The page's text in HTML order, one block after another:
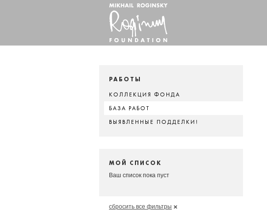
РАБОТЫ
КОЛЛЕКЦИЯ ФОНДА
БАЗА РАБОТ
ВЫЯВЛЕННЫЕ ПОДДЕЛКИ!
МОЙ СПИСОК
Ваш список пока пуст
сбросить все фильтры